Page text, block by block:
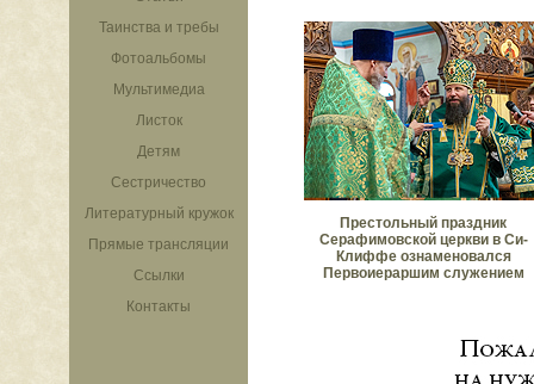
Таинства и требы
Фотоальбомы
Мультимедиа
Листок
Детям
Сестричество
Литературный кружок
Прямые трансляции
Ссылки
Контакты
Престольный праздник
Серафимовской церкви в Си-
Клиффе ознаменовался
Первоиераршим служением